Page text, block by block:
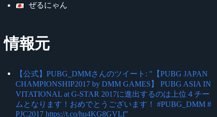
ぜるにゃん
情報元
【公式】PUBG_DMMさんのツイート: "【PUBG JAPAN
CHAMPIONSHIP2017 by DMM GAMES】 PUBG ASIA IN
VITATIONAL at G-STAR 2017に進出するのは上位４チー
ムとなります！おめでとうございます！ #PUBG_DMM #
PJC2017 https://t.co/hu4KG8GVLf"